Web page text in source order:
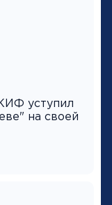
уступил
на своей